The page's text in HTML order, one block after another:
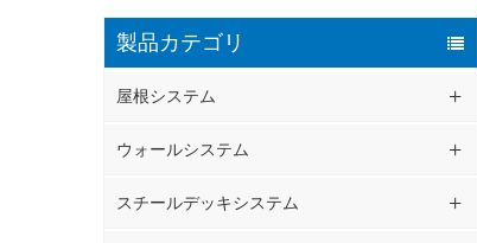
製品カテゴリ
屋根システム
ウォールシステム
スチールデッキシステム